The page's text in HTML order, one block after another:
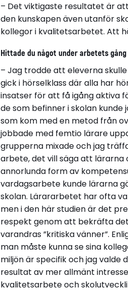
– Det viktigaste resultatet är
den kunskapen även utanför
kollegor i kvalitetsarbetet. Att
Hittade du något under arbetets
– Jag trodde att eleverna
gick i hörselklass där alla har
insatser för att få igång aktiva
de som befinner i skolan
som kom med en metod från
jobbade med femtio lärare
grupperna mixade och jag
arbete, det vill säga att
annorlunda form av
vardagsarbete kunde lärarna
skolan. Lärararbetet har ofta
men i den här studien är det
respekt genom att bekräfta
varandras ”kritiska vänner”.
man måste kunna se sina
miljön är specifik och jag valde
resultat av mer allmänt
kvalitetsarbete och